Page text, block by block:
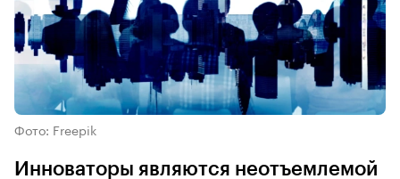
Фото: Freepik
Инноваторы являются неотъемлемой